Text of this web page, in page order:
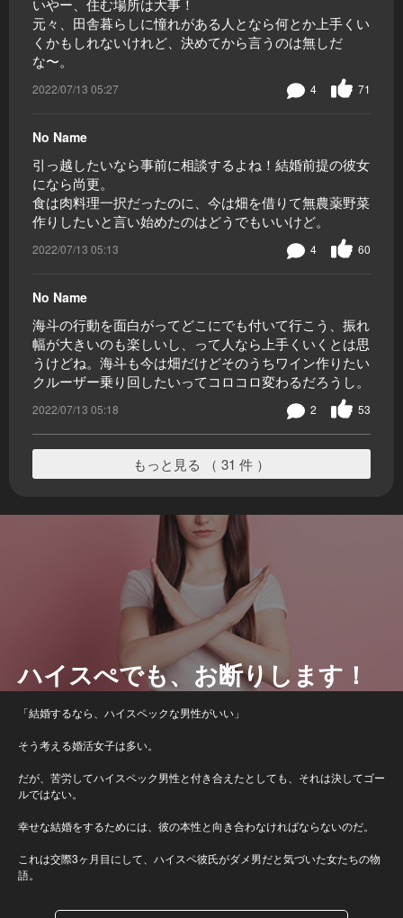
いやー、住む場所は大事！
元々、田舎暮らしに憧れがある人となら何とか上手くい
くかもしれないけれど、決めてから言うのは無しだ
な〜。
2022/07/13 05:27 71
4
No Name
引っ越したいなら事前に相談するよね！結婚前提の彼女
になら尚更。
食は肉料理一択だったのに、今は畑を借りて無農薬野菜
作りしたいと言い始めたのはどうでもいいけど。
2022/07/13 05:13 60
4
No Name
海斗の行動を面白がってどこにでも付いて行こう、振れ
幅が大きいのも楽しいし、って人なら上手くいくとは思
うけどね。海斗も今は畑だけどそのうちワイン作りたい
クルーザー乗り回したいってコロコロ変わるだろうし。
2022/07/13 05:18 53
2
もっと見る （ 31 件 ）
ハイスぺでも、お断りします！
「結婚するなら、ハイスペックな男性がいい」
そう考える婚活女子は多い。
だが、苦労してハイスペック男性と付き合えたとしても、それは決してゴー
ルではない。
幸せな結婚をするためには、彼の本性と向き合わなければならないのだ。
これは交際3ヶ月目にして、ハイスペ彼氏がダメ男だと気づいた女たちの物
語。